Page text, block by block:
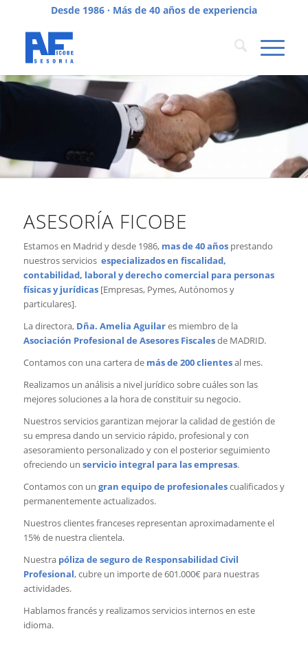
Desde 1986 · Más de 40 años de experiencia
ASESORÍA FICOBE
Estamos en Madrid y desde 1986,mas de 40 añosprestando
nuestros servicios especializados en fiscalidad,
contabilidad, laboral y derecho comercial para personas
físicas y jurídicas [Empresas, Pymes, Autónomos y
particulares].
La directora, Dña. Amelia Aguilares miembro de la
Asociación Profesional de Asesores Fiscalesde MADRID.
Contamos con una cartera de más de 200 clientesal mes.
Realizamos un análisis a nivel jurídico sobre cuáles son las
mejores soluciones a la hora de constituir su negocio.
Nuestros servicios garantizan mejorar la calidad de gestión de
su empresa dando un servicio rápido, profesional y con
asesoramiento personalizado y con el posterior seguimiento
ofreciendo un servicio integral para las empresas.
Contamos con un gran equipo de profesionalescualificados y
permanentemente actualizados.
Nuestros clientes franceses representan aproximadamente el
15% de nuestra clientela.
Nuestra póliza de seguro de Responsabilidad Civil
Profesional, cubre un importe de 601.000€ para nuestras
actividades.
Hablamos francés y realizamos servicios internos en este
idioma.